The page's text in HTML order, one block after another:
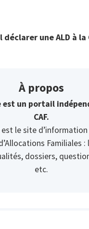
une ALD à la
À propos
est un portail
CAF.
le site
Familiales
dossiers,
etc.